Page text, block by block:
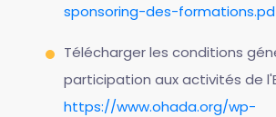
sponsoring-des-
Télécharger les conditions
participation aux activités de
https://www.ohada.org/wp-